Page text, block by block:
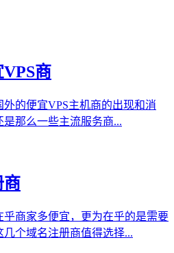
商
的便宜VPS主机商的出现和消
那么一些主流服务商...
商
商家多便宜，更为在乎的是需要
个域名注册商值得选择...